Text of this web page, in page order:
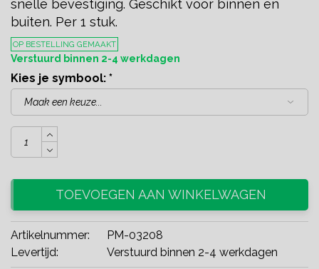
snelle bevestiging. Geschikt voor binnen en
buiten. Per 1 stuk.
OP BESTELLING GEMAAKT
Verstuurd binnen 2-4 werkdagen
Kies je symbool: *
TOEVOEGEN AAN WINKELWAGEN
Artikelnummer:
PM-03208
Levertijd:
Verstuurd binnen 2-4 werkdagen